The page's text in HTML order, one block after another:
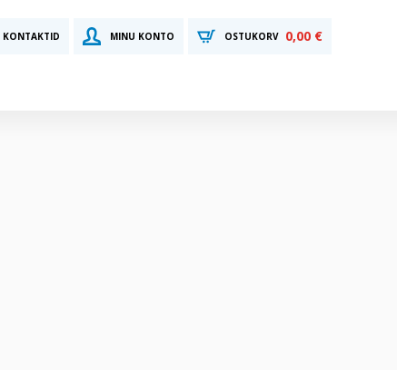
KONTAKTID MINU KONTO OSTUKORV 0,00 €